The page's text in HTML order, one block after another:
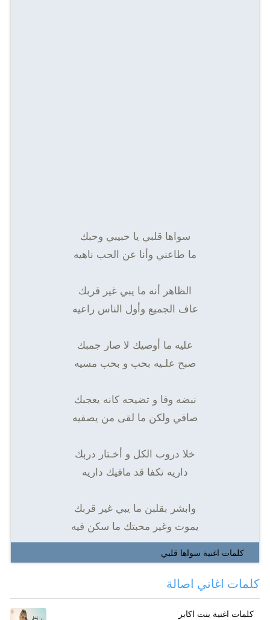
سواها قلبي يا حبيبي وحبك
ما طاعني وأنا عن الحب ناهيه
الظاهر أنه ما يبي غير قربك
عاف الجميع وأول الناس راعيه
عليه ما أوصيك لا صار جمبك
صبح علـيه بحب و بحب مسيه
نبضه وفا و تضيحه كانه يعجبك
صافي ولكن ما لقى من يصفيه
خلا دروب الكل و أخـتار دربك
داريه تكفا قد مافيك داريه
وابشر بقلبن ما يبي غير قربك
يموت وغير محبتك ما سكن فيه
كلمات اغنية سواها قلبي
كلمات اغاني اصالة
كلمات اغنية بنت اكابر